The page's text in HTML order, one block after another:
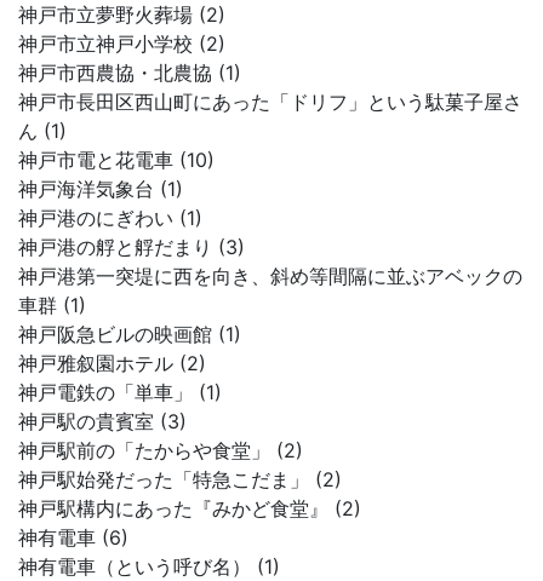
神戸市立夢野火葬場 (2)
神戸市立神戸小学校 (2)
神戸市西農協・北農協 (1)
神戸市長田区西山町にあった「ドリフ」という駄菓子屋さ
ん (1)
神戸市電と花電車 (10)
神戸海洋気象台 (1)
神戸港のにぎわい (1)
神戸港の艀と艀だまり (3)
神戸港第一突堤に西を向き、斜め等間隔に並ぶアベックの
車群 (1)
神戸阪急ビルの映画館 (1)
神戸雅叙園ホテル (2)
神戸電鉄の「単車」 (1)
神戸駅の貴賓室 (3)
神戸駅前の「たからや食堂」 (2)
神戸駅始発だった「特急こだま」 (2)
神戸駅構内にあった『みかど食堂』 (2)
神有電車 (6)
神有電車（という呼び名） (1)